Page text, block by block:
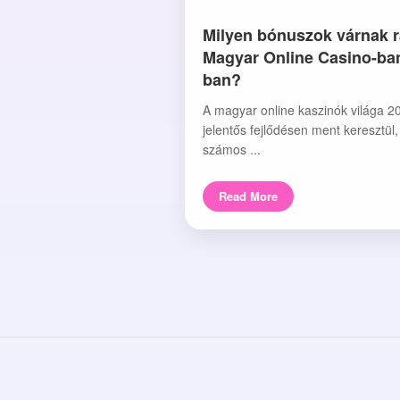
Milyen bónuszok várnak
Magyar Online Casino-
ban?
A magyar online kaszinók világa
jelentős fejlődésen ment
számos ...
Read More